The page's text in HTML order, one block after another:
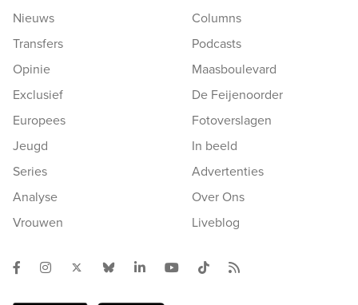
Nieuws
Transfers
Opinie
Exclusief
Europees
Jeugd
Series
Analyse
Vrouwen
Columns
Podcasts
Maasboulevard
De Feijenoorder
Fotoverslagen
In beeld
Advertenties
Over Ons
Liveblog